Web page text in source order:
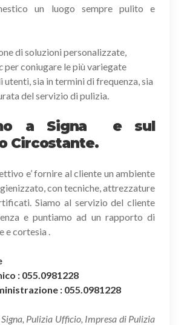
un luogo sempre pulito e
di soluzioni personalizzate,
per coniugare le più variegate
utenti, sia in termini di frequenza, sia
del servizio di pulizia.
a Signa e sul
Circostante.
e’ fornire al cliente un ambiente
con tecniche, attrezzature
Siamo al servizio del cliente
e puntiamo ad un rapporto di
e cortesia .
: 055.0981228
: 055.0981228
Pulizia Ufficio, Impresa di Pulizia